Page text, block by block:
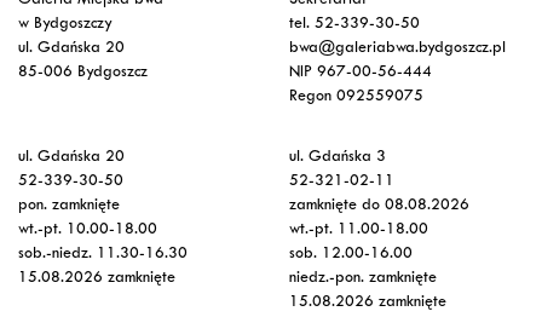
w Bydgoszczy
ul. Gdańska 20
85-006 Bydgoszcz
tel. 52-339-30-50
bwa@galeriabwa.bydgoszcz.pl
NIP 967-00-56-444
Regon 092559075
ul. Gdańska 20
52-339-30-50
pon. zamknięte
wt.-pt. 10.00-18.00
sob.-niedz. 11.30-16.30
15.08.2026 zamknięte
ul. Gdańska 3
52-321-02-11
zamknięte do 08.08.2026
wt.-pt. 11.00-18.00
sob. 12.00-16.00
niedz.-pon. zamknięte
15.08.2026 zamknięte